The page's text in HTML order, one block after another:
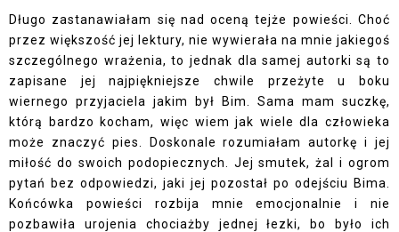
Długo zastanawiałam się nad oceną tejże powieści. Choć
przez większość jej lektury, nie wywierała na mnie jakiegoś
szczególnego wrażenia, to jednak dla samej autorki są to
zapisane jej najpiękniejsze chwile przeżyte u boku
wiernego przyjaciela jakim był Bim. Sama mam suczkę,
którą bardzo kocham, więc wiem jak wiele dla człowieka
może znaczyć pies. Doskonale rozumiałam autorkę i jej
miłość do swoich podopiecznych. Jej smutek, żal i ogrom
pytań bez odpowiedzi, jaki jej pozostał po odejściu Bima.
Końcówka powieści rozbija mnie emocjonalnie i nie
pozbawiła urojenia chociażby jednej łezki, bo było ich